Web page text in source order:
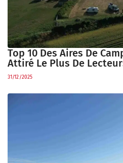
Top 10 Des Aires De
Attiré Le Plus De
31/12/2025